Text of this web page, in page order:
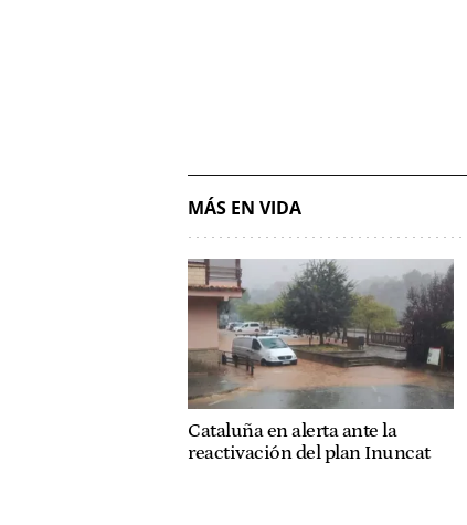
MÁS EN VIDA
Cataluña en alerta ante la
reactivación del plan Inuncat